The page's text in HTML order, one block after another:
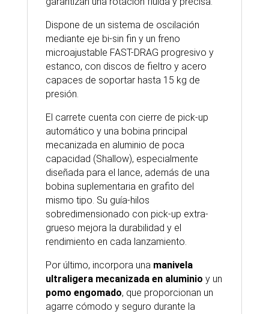
Dispone de un sistema de oscilación
mediante eje bi-sin fin y un freno
microajustable FAST-DRAG progresivo y
estanco, con discos de fieltro y acero
capaces de soportar hasta 15 kg de
presión.
El carrete cuenta con cierre de pick-up
automático y una bobina principal
mecanizada en aluminio de poca
capacidad (Shallow), especialmente
diseñada para el lance, además de una
bobina suplementaria en grafito del
mismo tipo. Su guía-hilos
sobredimensionado con pick-up extra-
grueso mejora la durabilidad y el
rendimiento en cada lanzamiento.
Por último, incorpora una manivela
ultraligera mecanizada en aluminio y un
pomo engomado, que proporcionan un
agarre cómodo y seguro durante la